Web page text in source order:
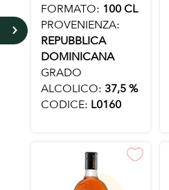
5
FORMATO: 100 CL
PROVENIENZA:
REPUBBLICA
DOMINICANA
GRADO
ALCOLICO: 37,5 %
CODICE: L0160